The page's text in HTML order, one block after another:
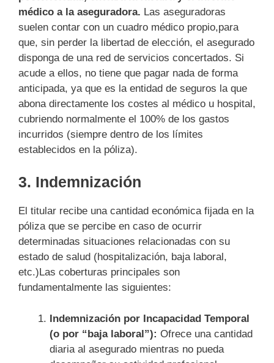
médico a la aseguradora. Las aseguradoras
suelen contar con un cuadro médico propio,para
que, sin perder la libertad de elección, el asegurado
disponga de una red de servicios concertados. Si
acude a ellos, no tiene que pagar nada de forma
anticipada, ya que es la entidad de seguros la que
abona directamente los costes al médico u hospital,
cubriendo normalmente el 100% de los gastos
incurridos (siempre dentro de los límites
establecidos en la póliza).
3. Indemnización
El titular recibe una cantidad económica fijada en la
póliza que se percibe en caso de ocurrir
determinadas situaciones relacionadas con su
estado de salud (hospitalización, baja laboral,
etc.)Las coberturas principales son
fundamentalmente las siguientes:
Indemnización por Incapacidad Temporal
(o por “baja laboral”): Ofrece una cantidad
diaria al asegurado mientras no pueda